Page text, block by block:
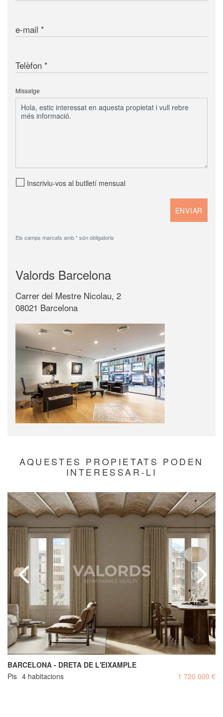
e-mail
Telèfon
Missatge
Inscriviu-vos al butlletí mensual
Els camps marcats amb * són obligatoris
Valords Barcelona
Carrer del Mestre Nicolau, 2
08021 Barcelona
AQUESTES PROPIETATS PODEN
INTERESSAR-LI
BARCELONA - DRETA DE L'EIXAMPLE
Pis 4 habitacions 1 720 000 €